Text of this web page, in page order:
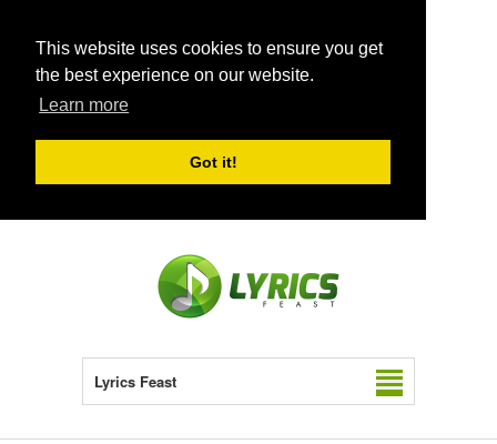
This website uses cookies to ensure you get
the best experience on our website.
Learn more
Got it!
Lyrics Feast